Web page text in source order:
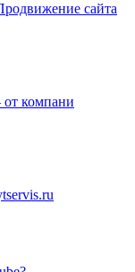
сайта
компани